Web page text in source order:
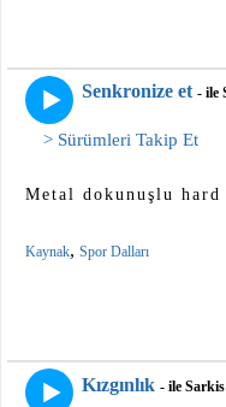
Senkronize et - ile
> Sürümleri Takip Et
Metal dokunuşlu
Kaynak, Spor Dalları
Kızgınlık - ile